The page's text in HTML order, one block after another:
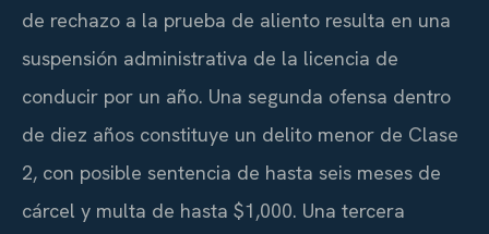
de rechazo a la prueba de aliento resulta en una
suspensión administrativa de la licencia de
conducir por un año. Una segunda ofensa dentro
de diez años constituye un delito menor de Clase
2, con posible sentencia de hasta seis meses de
cárcel y multa de hasta $1,000. Una tercera